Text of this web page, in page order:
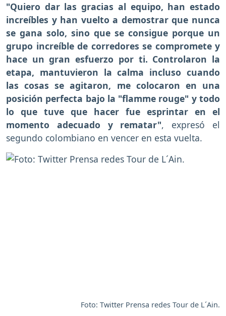
"Quiero dar las gracias al equipo, han estado
increíbles y han vuelto a demostrar que nunca
se gana solo, sino que se consigue porque un
grupo increíble de corredores se compromete y
hace un gran esfuerzo por ti. Controlaron la
etapa, mantuvieron la calma incluso cuando
las cosas se agitaron, me colocaron en una
posición perfecta bajo la "flamme rouge" y todo
lo que tuve que hacer fue esprintar en el
momento adecuado y rematar", expresó el
segundo colombiano en vencer en esta vuelta.
Foto: Twitter Prensa redes Tour de L´Ain.